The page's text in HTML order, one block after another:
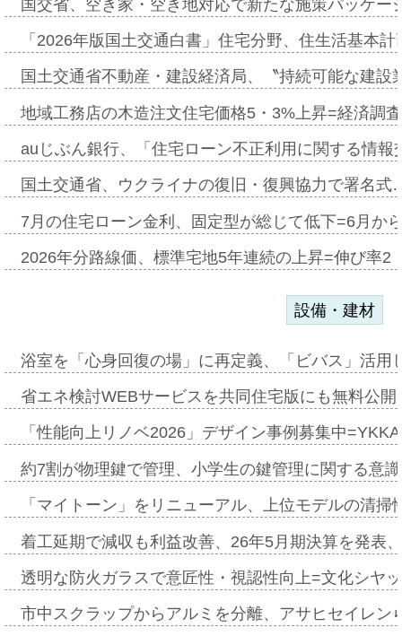
国交省、空き家・空き地対応で新たな施策パッケ
「2026年版国土交通白書」住宅分野、住生活基本
国土交通省不動産・建設経済局、〝持続可能な建
地域工務店の木造注文住宅価格5・3%上昇=経済調
auじぶん銀行、「住宅ローン不正利用に関する情
国土交通省、ウクライナの復旧・復興協力で署名
7月の住宅ローン金利、固定型が総じて低下=6月か
2026年分路線価、標準宅地5年連続の上昇=伸び率
設備・建材
浴室を「心身回復の場」に再定義、「ビバス」活
省エネ検討WEBサービスを共同住宅版にも無料公
「性能向上リノベ2026」デザイン事例募集中
約7割が物理鍵で管理、小学生の鍵管理に関する意
「マイトーン」をリニューアル、上位モデルの清
着工延期で減収も利益改善、26年5月期決算を発表
透明な防火ガラスで意匠性・視認性向上=文化シヤ
市中スクラップからアルミを分離、アサヒセイレ